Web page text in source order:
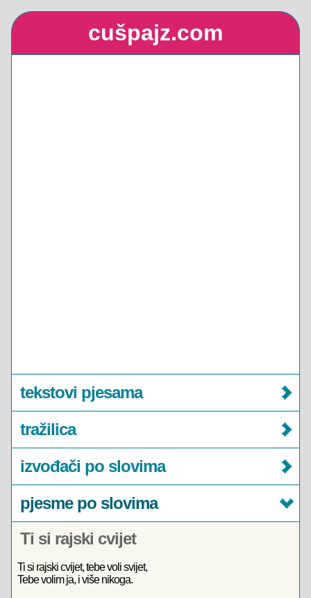
cušpajz.com
tekstovi pjesama
tražilica
izvođači po slovima
pjesme po slovima
Ti si rajski cvijet
Ti si rajski cvijet, tebe voli svijet,
Tebe volim ja, i više nikoga.